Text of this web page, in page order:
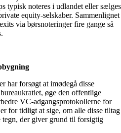
typisk noteres i udlandet eller sælges
equity-selskaber. Sammenlignet
via børsnoteringer fire gange så
har forsøgt at imødegå disse
øge den offentlige
VC-adgangsprotokollerne for
for tidligt at sige, om alle disse tiltag
der giver grund til forsigtig